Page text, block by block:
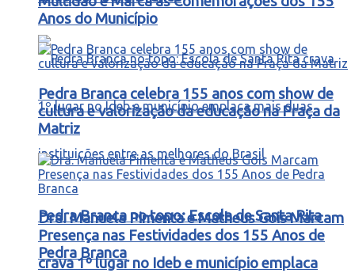
Pedra Branca no topo: Escola de Santa Rita
crava 1º lugar no Ideb e município emplaca
Anos do Município
Pedra Branca celebra 155 anos com show de
cultura e valorização da educação na Praça da
Matriz
Dra. Manuela Pimenta e Matheus Gois Marcam
Presença nas Festividades dos 155 Anos de
Pedra Branca